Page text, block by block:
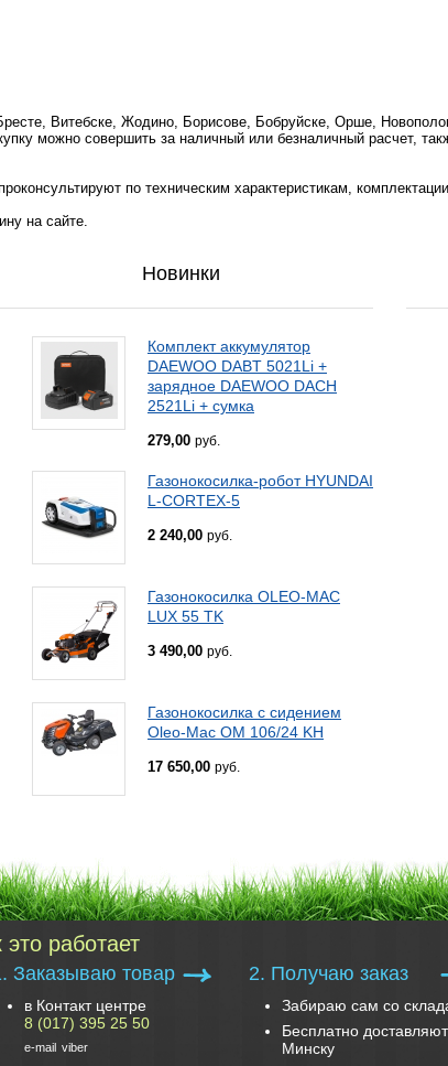
Витебске, Жодино, Борисове, Бобруйске, Орше,
можно совершить за наличный или безналичный расчет,
по техническим характеристикам,
на сайте.
Новинки
Комплект аккумулятор
DAEWOO DABT 5021Li +
зарядное DAEWOO DACH
2521Li + сумка
279,00 руб.
Газонокосилка-робот HYUNDAI
L-CORTEX-5
2 240,00 руб.
Газонокосилка OLEO-MAC
LUX 55 TK
3 490,00 руб.
Газонокосилка с сидением
Oleo-Mac OM 106/24 KH
17 650,00 руб.
это работает
Заказываю товар
в Контакт центре
8 (017) 395 25 50
e-mail viber
2. Получаю заказ
Забираю сам со
Бесплатно
Минску